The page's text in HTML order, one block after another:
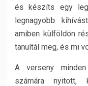
és készíts egy
legnagyobb
amiben külföldön
tanultál meg, és mi
A verseny
számára nyitott,